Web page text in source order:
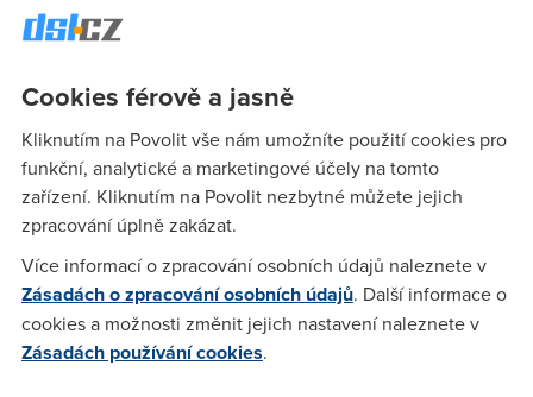
Peyrak(9.4.2004 12:11:17)
nějakej filtr odchozí porty třeba pro DC++. Máte někdo nápad
nebo zkušenosti???
Petr Borecek(9.4.2004 20:46:24)
Jednodusi je Netlimiter (nastavis 2 kb upload a je) ,ale jinak
je to od tebe pekna hnusarna nejspis nechapes o cem je
zdileni.
Cookies férově a jasně
Kliknutím na Povolit vše nám umožníte použití cookies pro
funkční, analytické a marketingové účely na tomto
zařízení. Kliknutím na Povolit nezbytné můžete jejich
zpracování úplně zakázat.
Více informací o zpracování osobních údajů naleznete v
Zásadách o zpracování osobních údajů. Další informace o
cookies a možnosti změnit jejich nastavení naleznete v
Zásadách používání cookies.